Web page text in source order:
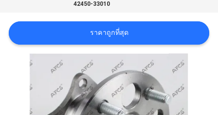
ข่าว
42450-33010
ราคาถูกที่สุด